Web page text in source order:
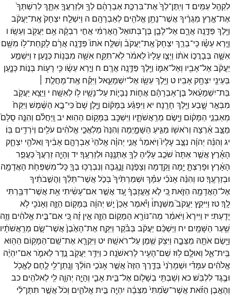
לִקְהַ֥לעַמִּֽים׃ ד וְיִֽתֶּן־לְךָ֙אֶת־בִּרְכַּ֣תאַבְרָהָ֔ם לְךָ֖ וּלְזַרְעֲךָ֣אִתָּ֑ךְלְרִשְׁתְּךָ֙
אֶת־אֶ֣רֶץ מְגֻרֶ֔יךָאֲשֶׁר־נָתַ֥ן אֱלֹהִ֖ים לְאַבְרָהָֽם׃ ה וַיִּשְׁלַ֤ח יִצְחָק֙אֶֽת־יַעֲקֹ֔ב
וַיֵּ֖לֶךְ פַּדֶּ֣נָֽה אֲרָ֑ם אֶל־לָבָ֤ן בֶּן־בְּתוּאֵל֙ הָֽאֲרַמִּ֔י אֲחִ֣י רִבְקָ֔ה אֵ֥ם יַעֲקֹ֖ב וְעֵשָֽׂו׃ ו
וַיַּ֣רְאעֵשָׂ֗ו כִּֽי־בֵרַ֣ךְ יִצְחָק֮אֶֽת־יַעֲקֹב֒ וְשִׁלַּ֤ח אֹתוֹ֙ פַּדֶּ֣נָֽה אֲרָ֔ם לָקַֽחַת־ל֥וֹ מִשָּׁ֖ם
אִשָּׁ֑ה בְּבָרֲכ֣וֹ אֹת֔וֹ וַיְצַ֤ו עָלָיו֙לֵאמֹ֔רלֹֽא־תִקַּ֥ח אִשָּׁ֖ה מִבְּנ֥וֹתכְּנָֽעַן׃ ז וַיִּשְׁמַ֣ע
יַעֲקֹ֔באֶל־אָבִ֖יו וְאֶל־אִמּ֑וֹ וַיֵּ֖לֶךְ פַּדֶּ֥נָֽה אֲרָֽם׃ ח וַיַּ֣רְאעֵשָׂ֔ו כִּ֥י רָע֖וֹת בְּנ֣וֹתכְּנָ֑עַן
בְּעֵינֵ֖י יִצְחָ֥ק אָבִֽיו׃ ט וַיֵּ֥לֶךְעֵשָׂ֖ו אֶל־יִשְׁמָעֵ֑אל וַיִּקַּ֡ח אֶֽת־מָחֲלַ֣ת ׀
בַּת־יִשְׁמָעֵ֨אל בֶּן־אַבְרָהָ֜ם אֲח֧וֹת נְבָי֛וֹתעַל־נָשָׁ֖יו ל֥וֹ לְאִשָּֽׁה׃ י וַיֵּצֵ֥א יַעֲקֹ֖ב
מִבְּאֵ֣ר שָׁ֑בַע וַיֵּ֖לֶךְ חָרָֽנָה׃ יא וַיִּפְגַּ֨ע בַּמָּק֜וֹם וַיָּ֤לֶן שָׁם֙כִּי־בָ֣א הַשֶּׁ֔מֶשׁ וַיִּקַּח֙
מֵאַבְנֵ֣י הַמָּק֔וֹם וַיָּ֖שֶׂם מְרַֽאֲשֹׁתָ֑יו וַיִּשְׁכַּ֖ב בַּמָּק֥וֹם הַהֽוּא׃ יב וַֽיַּחֲלֹ֗ם וְהִנֵּ֤ה סֻלָּם֙
מֻצָּ֣באַ֔רְצָה וְרֹאשׁ֖וֹ מַגִּ֣יעַ הַשָּׁמָ֑יְמָה וְהִנֵּה֙ מַלְאֲכֵ֣י אֱלֹהִ֔ים עֹלִ֥ים וְיֹרְדִ֖ים בּֽוֹ׃
יג וְהִנֵּ֨ה יְהוָ֜ה נִצָּ֣בעָלָיו֮ וַיֹּאמַר֒אֲנִ֣י יְהוָ֗ה אֱלֹהֵי֙אַבְרָהָ֣ם אָבִ֔יךָ וֵאלֹהֵ֖י יִצְחָ֑ק
הָאָ֗רֶץאֲשֶׁ֤ראַתָּה֙ שֹׁכֵ֣בעָלֶ֔יהָ לְךָ֥אֶתְּנֶ֖נָּה וּלְזַרְעֶֽךָ׃ יד וְהָיָ֤ה זַרְעֲךָ֙כַּעֲפַ֣ר
הָאָ֔רֶץ וּפָרַצְתָּ֛ יָ֥מָּה וָקֵ֖דְמָה וְצָפֹ֣נָה וָנֶ֑גְבָּה וְנִבְרֲכ֥וּ בְךָ֛כָּל־מִשְׁפְּחֹ֥ת הָאֲדָמָ֖ה
וּבְזַרְעֶֽךָ׃טו וְהִנֵּ֨ה אָנֹכִ֜י עִמָּ֗ךְ וּשְׁמַרְתִּ֙יךָ֙ בְּכֹ֣לאֲשֶׁר־תֵּלֵ֔ךְ וַהֲשִׁ֣בֹתִ֔יךָ
אֶל־הָאֲדָמָ֖ה הַזֹּ֑אתכִּ֚י לֹ֣אאֶֽעֱזָבְךָ֔עַ֚דאֲשֶׁ֣ראִם־עָשִׂ֔יתִי אֵ֥תאֲשֶׁר־דִּבַּ֖רְתִּי
לָֽךְ׃טז וַיִּיקַ֣ץ יַעֲקֹב֮ מִשְּׁנָתוֹ֒ וַיֹּ֕אמֶראָכֵן֙ יֵ֣שׁ יְהוָ֔ה בַּמָּק֖וֹם הַזֶּ֑ה וְאָנֹכִ֖י לֹ֥א
יָדָֽעְתִּי׃ יז וַיִּירָא֙ וַיֹּאמַ֔ר מַה־נּוֹרָ֖א הַמָּק֣וֹם הַזֶּ֑ה אֵ֣ין זֶ֗ה כִּ֚י אִם־בֵּ֣יתאֱלֹהִ֔ים וְזֶ֖ה
שַׁ֥עַר הַשָּׁמָֽיִם׃ יח וַיַּשְׁכֵּ֨ם יַעֲקֹ֜ב בַּבֹּ֗קֶר וַיִּקַּ֤ח אֶת־הָאֶ֙בֶן֙אֲשֶׁר־שָׂ֣ם מְרַֽאֲשֹׁתָ֔יו
וַיָּ֥שֶׂם אֹתָ֖הּ מַצֵּבָ֑ה וַיִּצֹ֥ק שֶׁ֖מֶן עַל־רֹאשָֽׁהּ׃ יט וַיִּקְרָ֛אאֶת־שֵֽׁם־הַמָּק֥וֹם הַה֖וּא
בֵּֽית־אֵ֑ל וְאוּלָ֛ם ל֥וּז שֵׁם־הָעִ֖ירלָרִאשֹׁנָֽה׃ כ וַיִּדַּ֥ר יַעֲקֹ֖ב נֶ֣דֶרלֵאמֹ֑ראִם־יִהְיֶ֨ה
אֱלֹהִ֜ים עִמָּדִ֗י וּשְׁמָרַ֙נִי֙ בַּדֶּ֤רֶךְ הַזֶּה֙אֲשֶׁ֣ראָנֹכִ֣י הוֹלֵ֔ךְ וְנָֽתַן־לִ֥י לֶ֛חֶם לֶאֱכֹ֖ל
וּבֶ֥גֶדלִלְבֹּֽשׁ׃כא וְשַׁבְתִּ֥י בְשָׁל֖וֹם אֶל־בֵּ֣יתאָבִ֑י וְהָיָ֧ה יְהוָ֛ה לִ֖י לֵאלֹהִֽים׃ כב
וְהָאֶ֣בֶן הַזֹּ֗אתאֲשֶׁר־שַׂ֙מְתִּי֙ מַצֵּבָ֔ה יִהְיֶ֖ה בֵּ֣יתאֱלֹהִ֑ים וְכֹל֙אֲשֶׁ֣ר תִּתֶּן־לִ֔י